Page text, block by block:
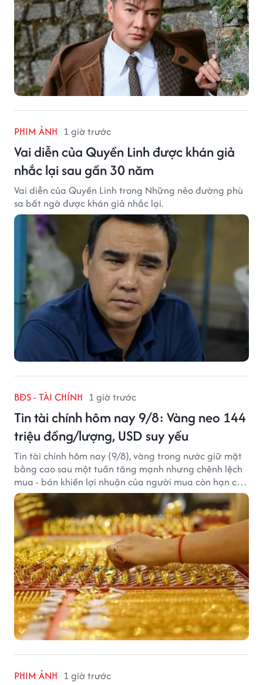
PHIM ẢNH 1 giờ trước
Vai diễn của Quyền Linh được khán giả
nhắc lại sau gần 30 năm
Vai diễn của Quyền Linh trong Những nẻo đường phù
sa bất ngờ được khán giả nhắc lại.
BĐS - TÀI CHÍNH 1 giờ trước
Tin tài chính hôm nay 9/8: Vàng neo 144
triệu đồng/lượng, USD suy yếu
Tin tài chính hôm nay (9/8), vàng trong nước giữ mặt
bằng cao sau một tuần tăng mạnh nhưng chênh lệch
mua - bán khiến lợi nhuận của người mua còn hạn chế,
trong khi USD chịu sức ép sau dữ liệu việc làm Mỹ gây
thất vọng.
PHIM ẢNH 1 giờ trước